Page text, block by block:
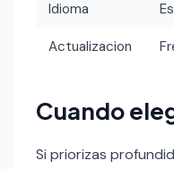
Idioma
Actualizacion
Cuando
Si priorizas